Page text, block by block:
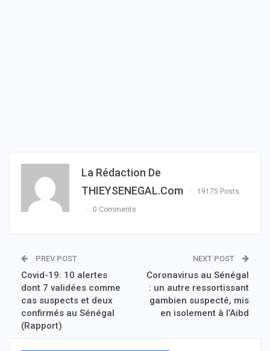
La Rédaction De
THIEYSENEGAL.com
19175 Posts
0 Comments
PREV POST
Covid-19: 10 alertes
dont 7 validées comme
cas suspects et deux
confirmés au Sénégal
(Rapport)
NEXT POST
Coronavirus au Sénégal
: un autre ressortissant
gambien suspecté, mis
en isolement à l’Aibd